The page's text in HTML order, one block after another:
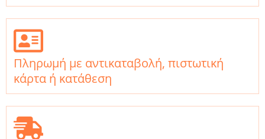
Πληρωμή με αντικαταβολή, πιστωτική
κάρτα ή κατάθεση